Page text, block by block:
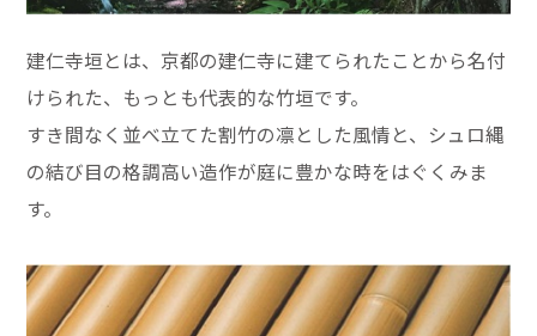
建仁寺垣とは、京都の建仁寺に建てられたことから名付
けられた、もっとも代表的な竹垣です。
すき間なく並べ立てた割竹の凛とした風情と、シュロ縄
の結び目の格調高い造作が庭に豊かな時をはぐくみま
す。